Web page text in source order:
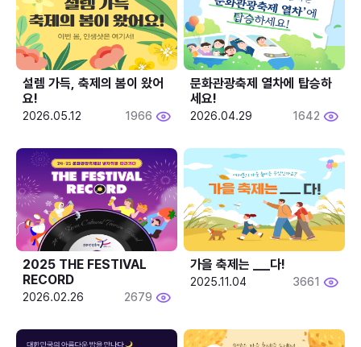
설렘 가득, 축제의 봄이 왔어
요!
2026.05.12 1966
문화관광축제 열차에 탑승하
세요!
2026.04.29 1642
2025 THE FESTIVAL
RECORD
2026.02.26 2679
2025.11.04 3661